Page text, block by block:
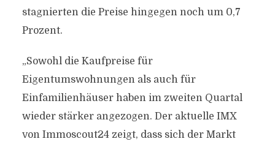
stagnierten die Preise hingegen noch um 0,7
Prozent.
„Sowohl die Kaufpreise für
Eigentumswohnungen als auch für
Einfamilienhäuser haben im zweiten Quartal
wieder stärker angezogen. Der aktuelle IMX
von Immoscout24 zeigt, dass sich der Markt